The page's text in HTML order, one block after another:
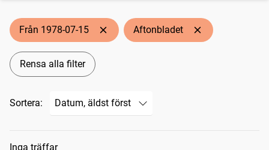
Från 1978-07-15 Aftonbladet
Rensa alla filter
Sortera:
Inga träffar